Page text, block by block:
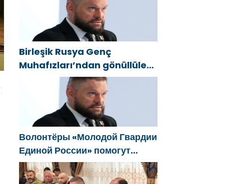
новую Народную программу
«Единой России»
Birleşik Rusya Genç
Muhafızları’ndan gönüllüler,
Belgorod sakinlerine yangın
söndürücüler ve jeneratörler
konusunda yardımcı olacak
Волонтёры «Молодой Гвардии
Единой России» помогут
белгородцам с
огнетушителями и